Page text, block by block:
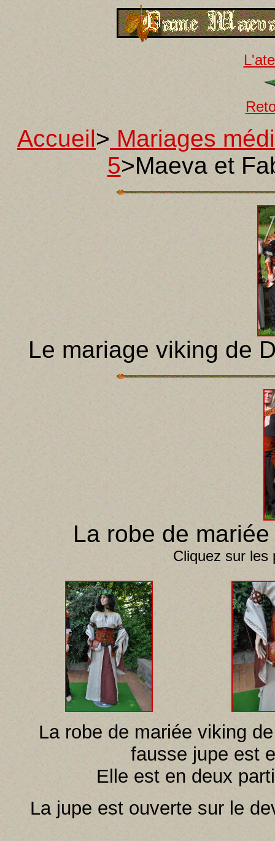
Accueil> Mariages
5>Maeva et
Le mariage viking de
La robe de
Cliquez sur les
La robe de mariée viking
fausse jupe est
Elle est en deux
La jupe est ouverte sur le